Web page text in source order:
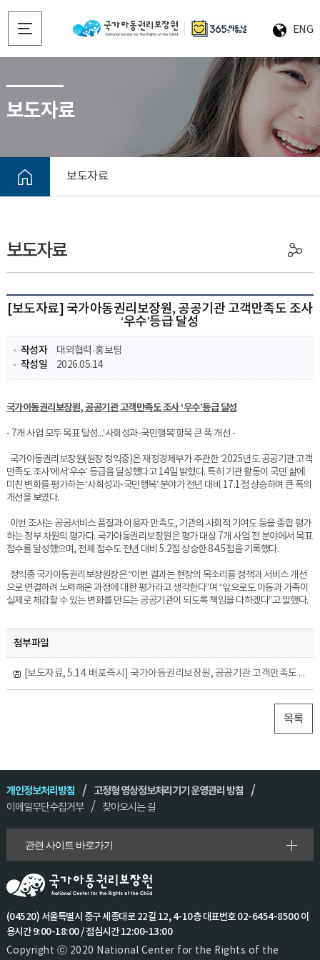
ENG
보도자료
보도자료
보도자료
[보도자료] 국가아동권리보장원, 공공기관 고객만족도 조사
‘우수’등급 달성
작성자 대외협력·홍보팀​
작성일 2026.05.14
국가아동권리보장원, 공공기관 고객만족도 조사 ‘우수’등급 달성
- 7개 사업 모두 목표 달성...‘사회성과-국민행복’항목 큰 폭 개선 -
국가아동권리보장원(원장 정익중)은 재정경제부가 주관한 ‘2025년도 공공기관 고객
만족도 조사’에서‘우수’ 등급을 달성했다고 14일 밝혔다. 특히 기관 활동이 국민 삶에
미친 변화를 평가하는 ‘사회성과-국민행복’ 분야가 전년 대비 17.1점 상승하며 큰 폭의
개선을 보였다.
이번 조사는 공공서비스 품질과 이용자 만족도, 기관의 사회적 기여도 등을 종합 평가
하는 정부 차원의 평가다. 국가아동권리보장원은 평가 대상 7개 사업 전 분야에서 목표
점수를 달성했으며, 전체 점수도 전년 대비 5.2점 상승한 84.5점을 기록했다.
정익중 국가아동권리보장원장은 “이번 결과는 현장의 목소리를 정책과 서비스 개선
으로 연결하려 노력해온 과정에 대한 평가라고 생각한다”며 “앞으로도 아동과 가족이
실제로 체감할 수 있는 변화를 만드는 공공기관이 되도록 책임을 다하겠다”고 말했다.
첨부파일
[보도자료, 5.14. 배포즉시] 국가아동권리보장원, 공공기관 고객만족도 조사 ‘우수’등급 달성.hwp
목록
개인정보처리방침
고정형 영상정보처리기기 운영관리 방침
이메일무단수집거부
찾아오시는 길
관련 사이트 바로가기
(04520) 서울특별시 중구 세종대로 22길 12, 4-10층 대표번호 02-6454-8500 이
용시간 9:00-18:00 / 점심시간 12:00-13:00
Copyright ⓒ 2020 National Center for the Rights of the